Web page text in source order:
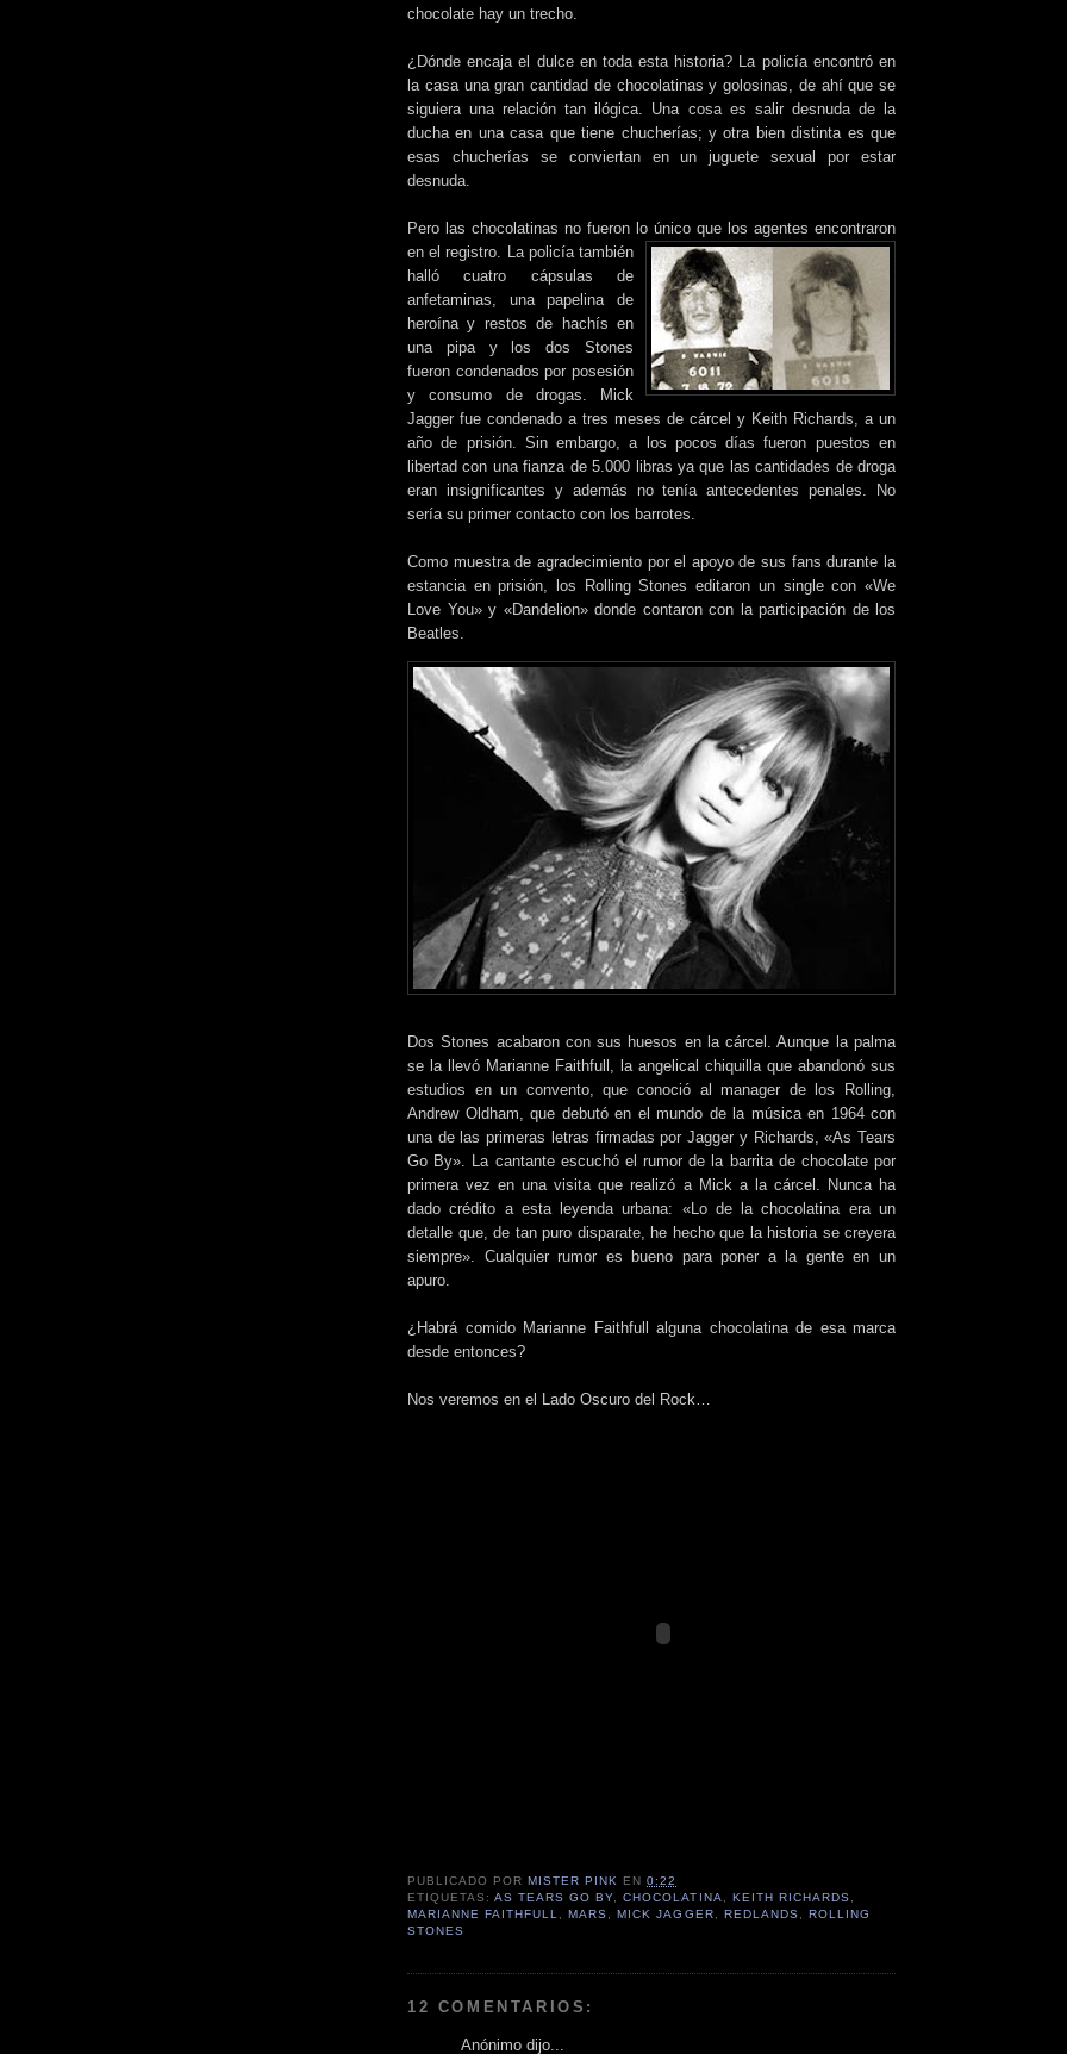
chocolate hay un trecho.
¿Dónde encaja el dulce en toda esta historia? La policía encontró en
la casa una gran cantidad de chocolatinas y golosinas, de ahí que se
siguiera una relación tan ilógica. Una cosa es salir desnuda de la
ducha en una casa que tiene chucherías; y otra bien distinta es que
esas chucherías se conviertan en un juguete sexual por estar
desnuda.
Pero las chocolatinas no fueron lo único que los agentes encontraron
en el registro. La policía también
halló cuatro cápsulas de
anfetaminas, una papelina de
heroína y restos de hachís en
una pipa y los dos Stones
fueron condenados por posesión
y consumo de drogas. Mick
Jagger fue condenado a tres meses de cárcel y Keith Richards, a un
año de prisión. Sin embargo, a los pocos días fueron puestos en
libertad con una fianza de 5.000 libras ya que las cantidades de droga
eran insignificantes y además no tenía antecedentes penales. No
sería su primer contacto con los barrotes.
Como muestra de agradecimiento por el apoyo de sus fans durante la
estancia en prisión, los Rolling Stones editaron un single con «We
Love You» y «Dandelion» donde contaron con la participación de los
Beatles.
Dos Stones acabaron con sus huesos en la cárcel. Aunque la palma
se la llevó Marianne Faithfull, la angelical chiquilla que abandonó sus
estudios en un convento, que conoció al manager de los Rolling,
Andrew Oldham, que debutó en el mundo de la música en 1964 con
una de las primeras letras firmadas por Jagger y Richards, «As Tears
Go By». La cantante escuchó el rumor de la barrita de chocolate por
primera vez en una visita que realizó a Mick a la cárcel. Nunca ha
dado crédito a esta leyenda urbana: «Lo de la chocolatina era un
detalle que, de tan puro disparate, he hecho que la historia se creyera
siempre». Cualquier rumor es bueno para poner a la gente en un
apuro.
¿Habrá comido Marianne Faithfull alguna chocolatina de esa marca
desde entonces?
Nos veremos en el Lado Oscuro del Rock…
PUBLICADO POR MISTER PINK EN0:22
ETIQUETAS:AS TEARS GO BY,CHOCOLATINA, KEITH RICHARDS,
MARIANNE FAITHFULL, MARS, MICK JAGGER, REDLANDS,
ROLLING
STONES
12 COMENTARIOS:
Anónimo dijo...